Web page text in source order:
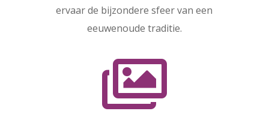
ervaar de bijzondere sfeer van een
eeuwenoude traditie.
